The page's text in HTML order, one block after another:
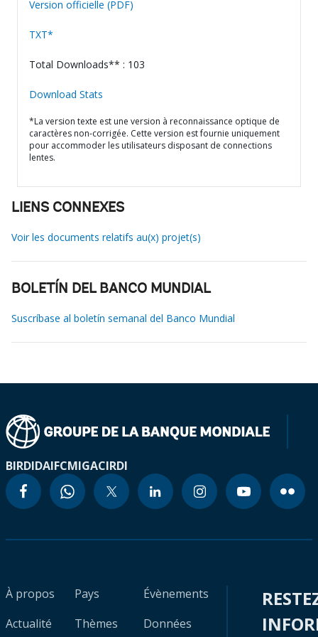
Version officielle (PDF)
TXT*
Total Downloads** : 103
Download Stats
*La version texte est une version à reconnaissance optique de
caractères non-corrigée. Cette version est fournie uniquement
pour accommoder les utilisateurs disposant de connections
lentes.
LIENS CONNEXES
Voir les documents relatifs au(x) projet(s)
BOLETÍN DEL BANCO MUNDIAL
Suscríbase al boletín semanal del Banco Mundial
BIRDIDAIFCMIGACIRDI
À propos
Actualité
Pays
Thèmes
Évènements
Données